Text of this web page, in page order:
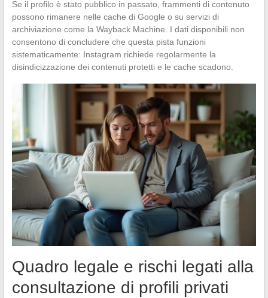
Se il profilo è stato pubblico in passato, frammenti di contenuto
possono rimanere nelle cache di Google o su servizi di
archiviazione come la Wayback Machine. I dati disponibili non
consentono di concludere che questa pista funzioni
sistematicamente: Instagram richiede regolarmente la
disindicizzazione dei contenuti protetti e le cache scadono.
Quadro legale e rischi legati alla
consultazione di profili privati